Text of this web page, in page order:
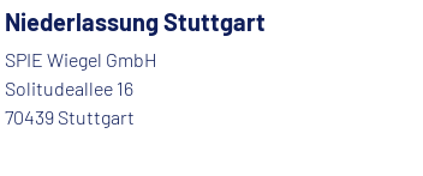
Niederlassung Stuttgart
SPIE Wiegel GmbH
Solitudeallee 16
70439 Stuttgart